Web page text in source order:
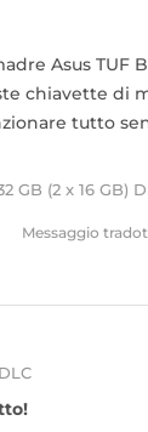
Asus TUF
chiavette di
tutto
GB (2 x 16 GB)
Messaggio